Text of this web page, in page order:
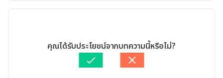
https://www.drugs.com/dosage/rosuvastatin.html.
Accessed April 18, 2018.
เขียนโดย พลอย วงษ์วิไล
ตรวจสอบความถูกต้องของข้อมูลโดยทีม Hello คุณหมอ
Nattrakamol Chotevichean
คุณได้รับประโยชน์จากบทความนี้หรือไม่?